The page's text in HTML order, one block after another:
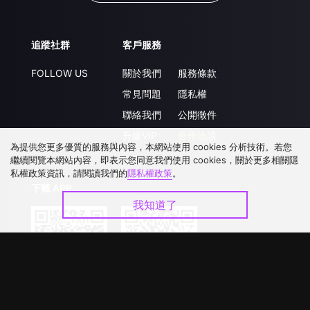
追蹤社群
FOLLOW US
客戶服務
關於我們
常見問題
聯絡我們
服務條款
隱私權
公開徵件
為提供您更多優質的服務與內容，本網站使用 cookies 分析技術。若您
繼續閱覽本網站內容，即表示您同意我們使用 cookies，關於更多相關隱
私權政策資訊，請閱讀我們的隱私權政策。
我知道了